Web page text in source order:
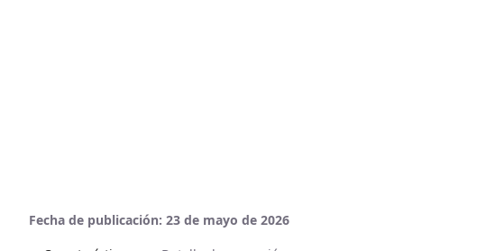
Fecha de publicación: 23 de mayo de 2026